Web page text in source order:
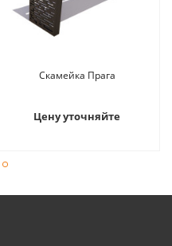
Скамейка Прага
Цену уточняйте